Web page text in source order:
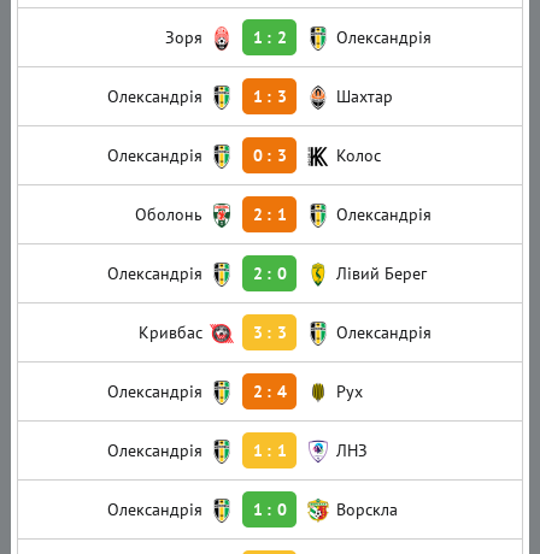
Зоря 1 : 2 Олександрія
Олександрія 1 : 3 Шахтар
Олександрія 0 : 3 Колос
Оболонь 2 : 1 Олександрія
Олександрія 2 : 0 Лівий Берег
Кривбас 3 : 3 Олександрія
Олександрія 2 : 4 Рух
Олександрія 1 : 1 ЛНЗ
Олександрія 1 : 0 Ворскла